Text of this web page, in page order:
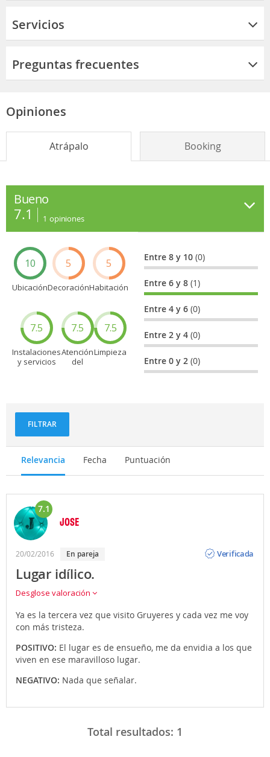
Servicios
Preguntas frecuentes
Opiniones
Atrápalo Booking
Bueno
7.1 1 opiniones
10
Ubicación
5
Decoración
5
Habitación
7.5
Instalaciones
y servicios
7.5
Atención
del
7.5
Limpieza
Entre 8 y 10(0)
Entre 6 y 8(1)
Entre 4 y 6(0)
Entre 2 y 4(0)
Entre 0 y 2(0)
FILTRAR
Relevancia Fecha Puntuación
7.1
JOSE
20/02/2016 en pareja
Verificada
Lugar idílico.
Desglose valoración
Ya es la tercera vez que visito Gruyeres y cada vez me voy
con más tristeza.
POSITIVO: El lugar es de ensueño, me da envidia a los que
viven en ese maravilloso lugar.
NEGATIVO: Nada que señalar.
Total resultados: 1